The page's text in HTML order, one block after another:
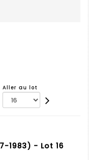
Aller au lot
1983) - Lot 16